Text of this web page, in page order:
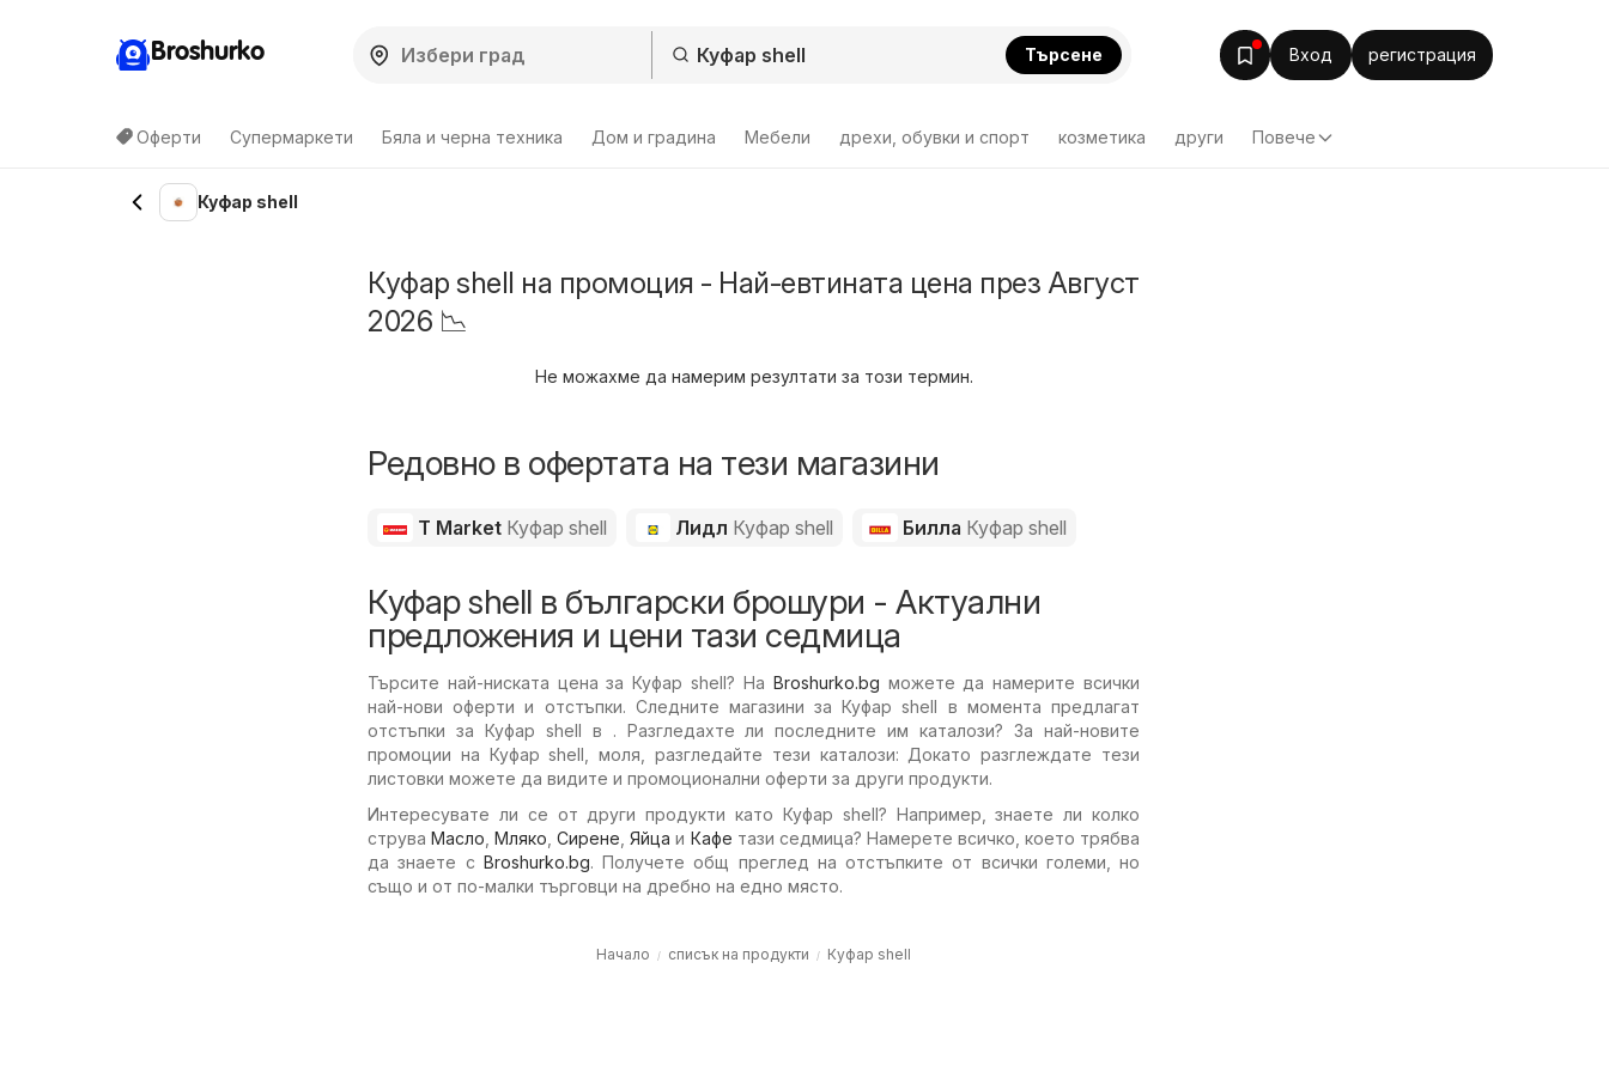
Broshurko Търсене Вход регистрация
Оферти Супермаркети Бяла и черна техника Дом и градина Мебели дрехи, обувки и спорт козметика други Повече
Куфар shell
Куфар shell на промоция - Най-евтината цена през Август
2026 📉
Не можахме да намерим резултати за този термин.
Редовно в офертата на тези магазини
T Market Куфар shell Лидл Куфар shell Билла Куфар shell
Куфар shell в български брошури - Актуални
предложения и цени тази седмица
Търсите най-ниската цена за Куфар shell? На Broshurko.bg можете да намерите всички
най-нови оферти и отстъпки. Следните магазини за Куфар shell в момента предлагат
отстъпки за Куфар shell в . Разгледахте ли последните им каталози? За най-новите
промоции на Куфар shell, моля, разгледайте тези каталози: Докато разглеждате тези
листовки можете да видите и промоционални оферти за други продукти.
Интересувате ли се от други продукти като Куфар shell? Например, знаете ли колко
струваМасло ,Мляко ,Сирене ,Яйца и Кафе тази седмица? Намерете всичко, което трябва
да знаете с Broshurko.bg. Получете общ преглед на отстъпките от всички големи, но
също и от по-малки търговци на дребно на едно място.
Начало списък на продукти Куфар shell